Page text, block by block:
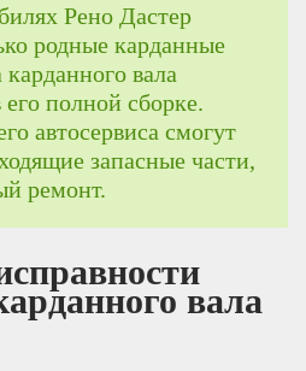
Рено Дастер
родные карданные
вала
полной сборке.
автосервиса смогут
запасные части,
ремонт.
вала